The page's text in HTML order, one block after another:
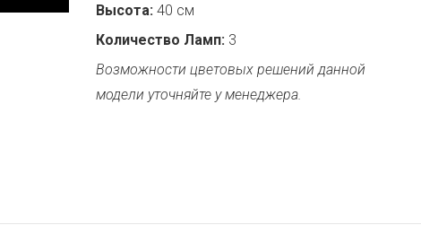
Высота: 40 см
Количество Ламп: 3
Возможности цветовых решений данной
модели уточняйте у менеджера.